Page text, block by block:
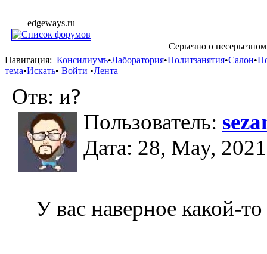
edgeways.ru
Серьезно о
Навигация: Консилиумъ•Лаборатория•Политзанятия•Салон•
тема•Искать• Войти •Лента
Отв: и?
Пользователь:
Дата: 28, May,
У вас наверное какой-